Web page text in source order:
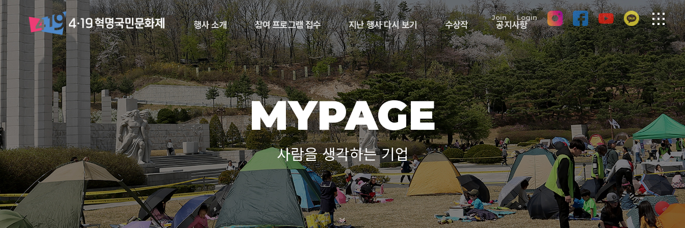
logo Join Login
메
뉴
행사 소개 참여 프로그램 접수 지난 행사 다시 보기 수상작 공지사항
MYPAGE
사람을 생각하는 기업